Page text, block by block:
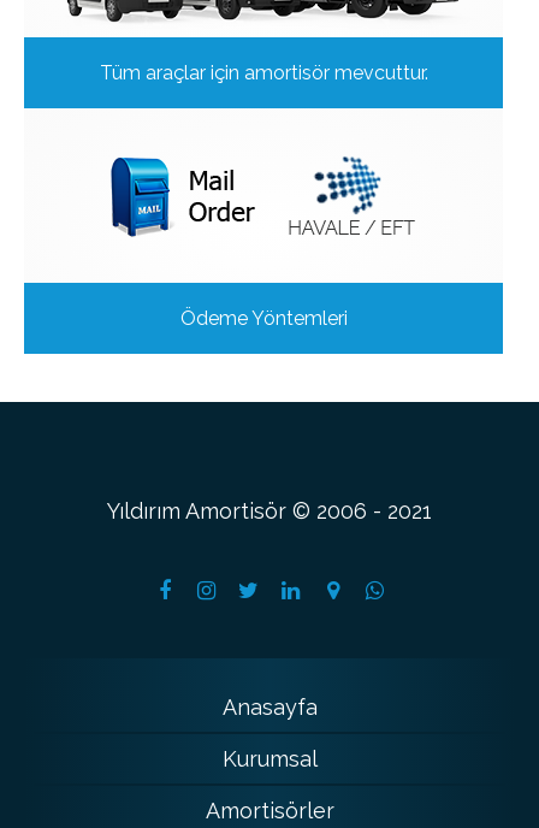
Tüm araçlar için amortisör mevcuttur.
Ödeme Yöntemleri
Yıldırım Amortisör © 2006 - 2021
Anasayfa
Kurumsal
Amortisörler